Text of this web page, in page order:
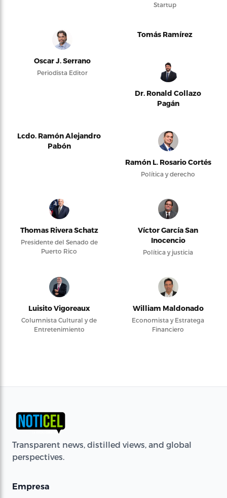
Startup
Oscar J. Serrano
Periodista Editor
Tomás Ramírez
Dr. Ronald Collazo
Pagán
Lcdo. Ramón Alejandro
Pabón
Ramón L. Rosario Cortés
Política y derecho
Thomas Rivera Schatz
Presidente del Senado de
Puerto Rico
Víctor García San
Inocencio
Política y justicia
Luisito Vigoreaux
Columnista Cultural y de
Entretenimiento
William Maldonado
Economista y Estratega
Financiero
Transparent news, distilled views, and global
perspectives.
Empresa